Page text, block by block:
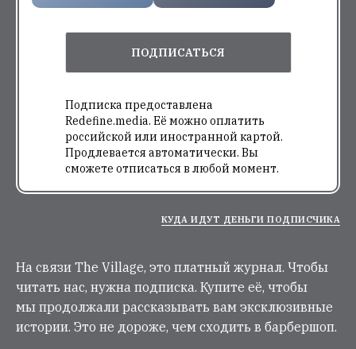
ПОДПИСАТЬСЯ
Подписка предоставлена
Redefine.media. Её можно оплатить
российской или иностранной картой.
Продлевается автоматически. Вы
сможете отписаться в любой момент.
КУДА ИДУТ ДЕНЬГИ ПОДПИСЧИКА
На связи The Village, это платный журнал. Чтобы
читать нас, нужна подписка. Купите её, чтобы
мы продолжали рассказывать вам эксклюзивные
истории. Это не дороже, чем сходить в барбершоп.